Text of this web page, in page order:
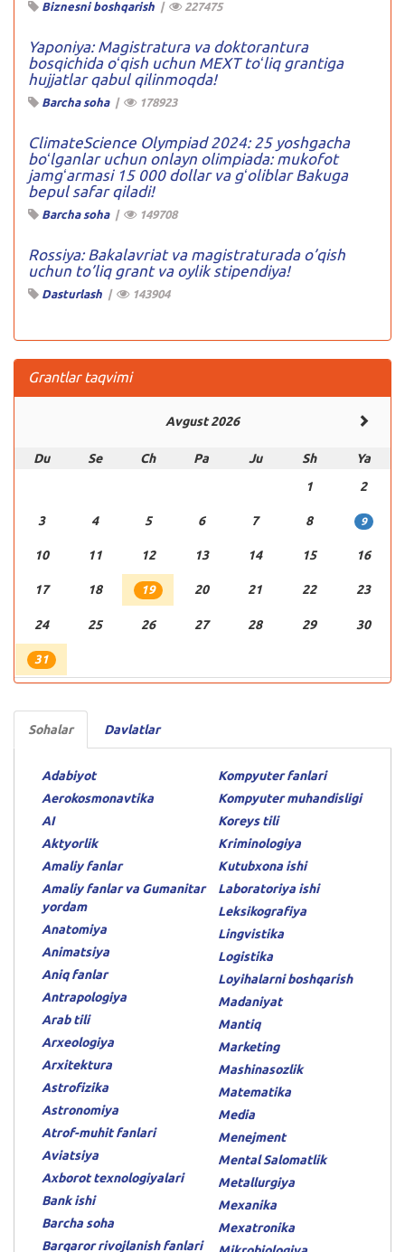
Biznesni boshqarish | 227475
Yaponiya: Magistratura va doktorantura
bosqichida oʻqish uchun MEXT toʻliq grantiga
hujjatlar qabul qilinmoqda!
Barcha soha| 178923
ClimateScience Olympiad 2024: 25 yoshgacha
boʻlganlar uchun onlayn olimpiada: mukofot
jamgʻarmasi 15 000 dollar va gʻoliblar Bakuga
bepul safar qiladi!
Barcha soha| 149708
Rossiya: Bakalavriat va magistraturada o’qish
uchun to’liq grant va oylik stipendiya!
Dasturlash | 143904
Grantlar taqvimi
Avgust 2026
Du Se Ch Pa Ju Sh
Ya
1
2
3 4 5 6 7 8 9
10 11 12 13 14 15 16
17 18 19 20 21 22 23
24 25 26 27 28 29 30
31
Sohalar Davlatlar
Adabiyot
Aerokosmonavtika
AI
Aktyorlik
Amaliy fanlar
Amaliy fanlar va Gumanitar
yordam
Anatomiya
Animatsiya
Aniq fanlar
Antrapologiya
Arab tili
Arxeologiya
Arxitektura
Astrofizika
Astronomiya
Atrof-muhit fanlari
Aviatsiya
Axborot texnologiyalari
Bank ishi
Barcha soha
Barqaror rivojlanish fanlari
Kompyuter fanlari
Kompyuter muhandisligi
Koreys tili
Kriminologiya
Kutubxona ishi
Laboratoriya ishi
Leksikografiya
Lingvistika
Logistika
Loyihalarni boshqarish
Madaniyat
Mantiq
Marketing
Mashinasozlik
Matematika
Media
Menejment
Mental Salomatlik
Metallurgiya
Mexanika
Mexatronika